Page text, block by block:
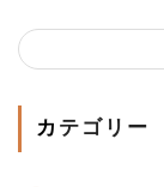
カテゴリー